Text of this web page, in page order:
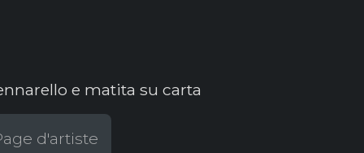
e matita su carta
d'artiste